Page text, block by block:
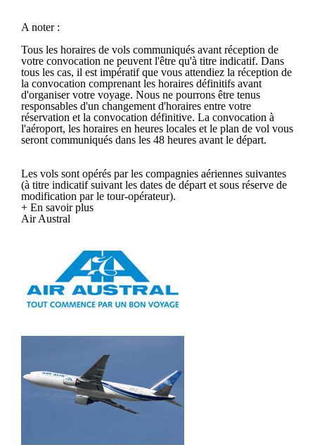
A noter :
Tous les horaires de vols communiqués avant réception de
votre convocation ne peuvent l'être qu'à titre indicatif. Dans
tous les cas, il est impératif que vous attendiez la réception de
la convocation comprenant les horaires définitifs avant
d'organiser votre voyage. Nous ne pourrons être tenus
responsables d'un changement d'horaires entre votre
réservation et la convocation définitive. La convocation à
l'aéroport, les horaires en heures locales et le plan de vol vous
seront communiqués dans les 48 heures avant le départ.
Les vols sont opérés par les compagnies aériennes suivantes
(à titre indicatif suivant les dates de départ et sous réserve de
modification par le tour-opérateur).
+ En savoir plus
Air Austral